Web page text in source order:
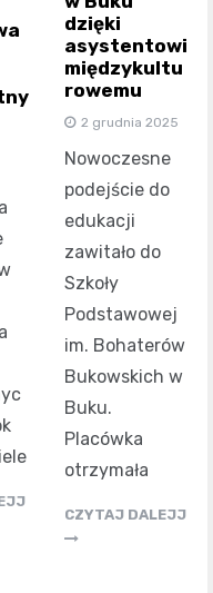
dzięki
asystentowi
międzykultu
rowemu
2 grudnia 2025
Nowoczesne
podejście do
edukacji
zawitało do
Szkoły
Podstawowej
im. Bohaterów
Bukowskich w
Buku.
Placówka
otrzymała
CZYTAJ DALEJJ